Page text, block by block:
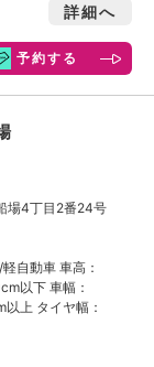
詳細へ
予約する
場4丁目2番24号
自動車 車高：
以下 車幅：
上 タイヤ幅：